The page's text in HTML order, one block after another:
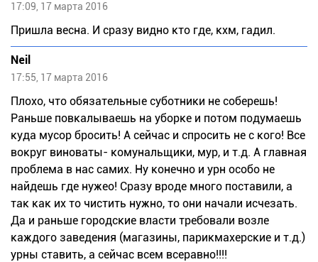
17:09, 17 марта 2016
Пришла весна. И сразу видно кто где, кхм, гадил.
Neil
17:55, 17 марта 2016
Плохо, что обязательные суботники не соберешь!
Раньше повкалываешь на уборке и потом подумаешь
куда мусор бросить! А сейчас и спросить не с кого! Все
вокруг виноваты- комунальщики, мур, и т.д. А главная
проблема в нас самих. Ну конечно и урн особо не
найдешь где нужео! Сразу вроде много поставили, а
так как их то чистить нужно, то они начали исчезать.
Да и раньше городские власти требовали возле
каждого заведения (магазины, парикмахерские и т.д.)
урны ставить, а сейчас всем всеравно!!!!